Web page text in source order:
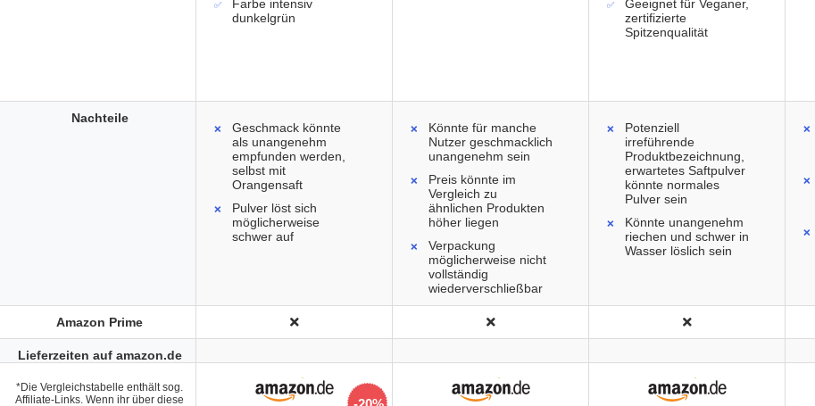
Farbe intensiv
dunkelgrün
Geeignet für Veganer,
zertifizierte
Spitzenqualität
Geschmack könnte
als unangenehm
empfunden werden,
selbst mit
Orangensaft
Pulver löst sich
möglicherweise
schwer auf
Könnte für manche
Nutzer geschmacklich
unangenehm sein
Preis könnte im
Vergleich zu
ähnlichen Produkten
höher liegen
Verpackung
möglicherweise nicht
vollständig
wiederverschließbar
Potenziell
irreführende
Produktbezeichnung,
erwartetes Saftpulver
könnte normales
Pulver sein
Könnte unangenehm
riechen und schwer in
Wasser löslich sein
Nachteile
Amazon Prime
Lieferzeiten auf amazon.de
*Die Vergleichstabelle enthält sog.
Affiliate-Links. Wenn ihr über diese